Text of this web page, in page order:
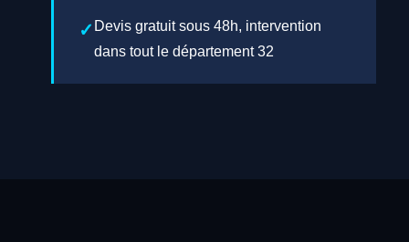
Devis gratuit sous 48h, intervention
dans tout le département 32